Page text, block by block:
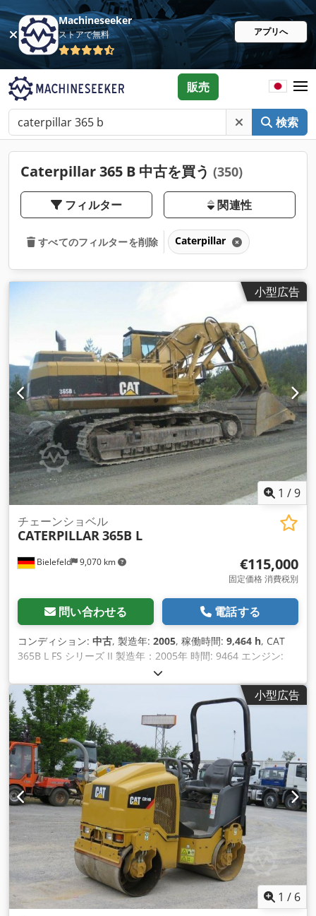
Machineseeker
ストアで無料 アプリへ
検索
販売
Caterpillar 365 B 中古を買う (350)
フィルター 関連性
すべてのフィルターを削除 Caterpillar
小型広告
1 /9
Bielefeld 9,070 km
チェーンショベル
CATERPILLAR365B L
€115,000
固定価格 消費税別
問い合わせる 電話する
コンディション: 中古, 製造年: 2005, 稼働時間: 9,464 h, CAT
365B L FS シリーズ II 製造年：2005年 時間: 9464 エンジン:
Cat 3196 ATAAC kW / HP: 297 / 404 重量: 73,340 kg 履帯:
650mm 3グローサー履帯 バケット: 4.00m³ Cedpjwlimqefx
Agmsrf 掘削深度：2,480mm ダンピング高さ：10,960mm 装
置：中央潤滑システム 空調 無線 技術的にも外観的にも完璧な
状態の機械、すぐに利用可能
小型広告
1 / 6